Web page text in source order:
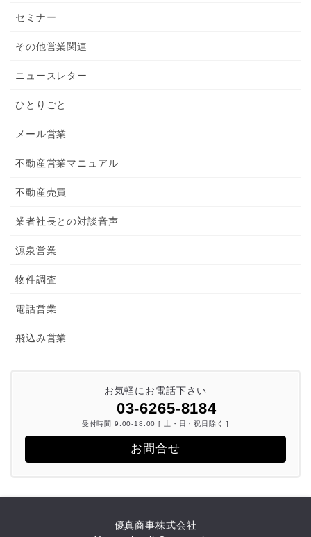
セミナー
その他営業関連
ニュースレター
ひとりごと
メール営業
不動産営業マニュアル
不動産売買
業者社長との対談音声
源泉営業
物件調査
電話営業
飛込み営業
お気軽にお電話下さい
03-6265-8184
受付時間 9:00-18:00 [ 土・日・祝日除く ]
お問合せ
優真商事株式会社